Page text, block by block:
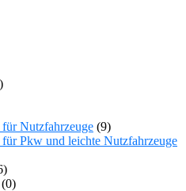
Nutzfahrzeuge (9)
Pkw und leichte Nutzfahrzeuge
(0)